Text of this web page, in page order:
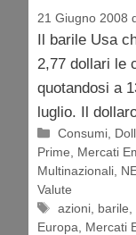
21 Giugno 2008
Il barile Usa
2,77 dollari le
quotandosi a
luglio. Il
Categorie
Consumi
Prime
Mercati
Multinazionali
Valute
Tag
azioni barile
Europa
Mercati